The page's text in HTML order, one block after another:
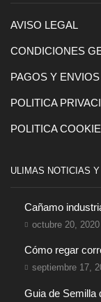
AVISO LEGAL
CONDICIONES
PAGOS Y ENVIOS
POLITICA
POLITICA
ULIMAS NOTICIAS
Cañamo
octubre 20, 2020
Cómo regar
septiembre 17,
Guia de Semilla